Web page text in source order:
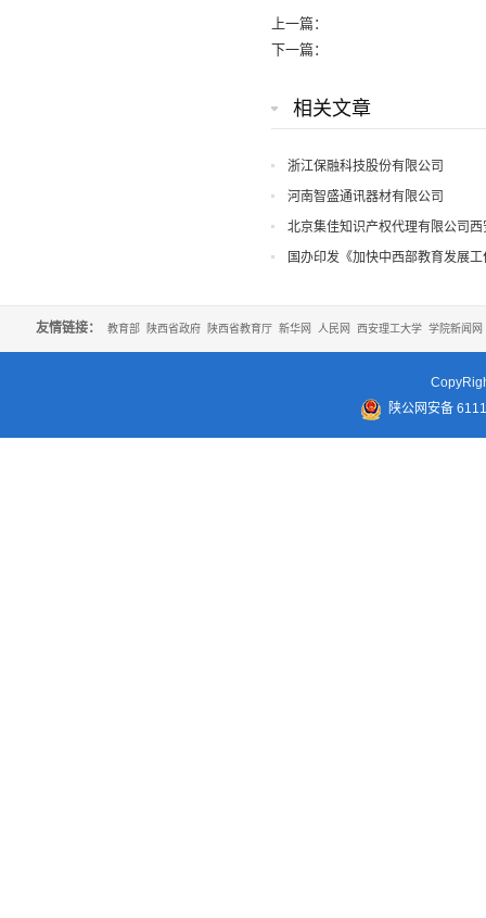
上一篇：
下一篇：
相关文章
浙江保融科技股份有限公司
河南智盛通讯器材有限公司
北京集佳知识产权代理有限公司西
国办印发《加快中西部教育发展
友情链接： 教育部 陕西省政府 陕西省教育厅 新华网 人民网 西安理工大学 学院新闻网
陕公网安备